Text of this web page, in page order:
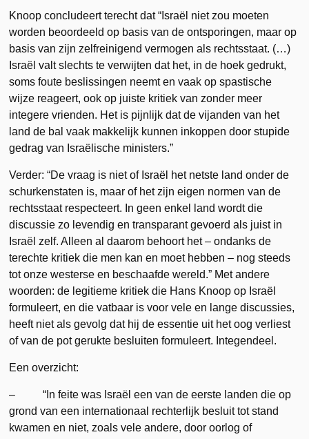
Knoop concludeert terecht dat “Israël niet zou moeten
worden beoordeeld op basis van de ontsporingen, maar op
basis van zijn zelfreinigend vermogen als rechtsstaat. (…)
Israël valt slechts te verwijten dat het, in de hoek gedrukt,
soms foute beslissingen neemt en vaak op spastische
wijze reageert, ook op juiste kritiek van zonder meer
integere vrienden. Het is pijnlijk dat de vijanden van het
land de bal vaak makkelijk kunnen inkoppen door stupide
gedrag van Israëlische ministers.”
Verder: “De vraag is niet of Israël het netste land onder de
schurkenstaten is, maar of het zijn eigen normen van de
rechtsstaat respecteert. In geen enkel land wordt die
discussie zo levendig en transparant gevoerd als juist in
Israël zelf. Alleen al daarom behoort het – ondanks de
terechte kritiek die men kan en moet hebben – nog steeds
tot onze westerse en beschaafde wereld.” Met andere
woorden: de legitieme kritiek die Hans Knoop op Israël
formuleert, en die vatbaar is voor vele en lange discussies,
heeft niet als gevolg dat hij de essentie uit het oog verliest
of van de pot gerukte besluiten formuleert. Integendeel.
Een overzicht:
– “In feite was Israël een van de eerste landen die op
grond van een internationaal rechterlijk besluit tot stand
kwamen en niet, zoals vele andere, door oorlog of